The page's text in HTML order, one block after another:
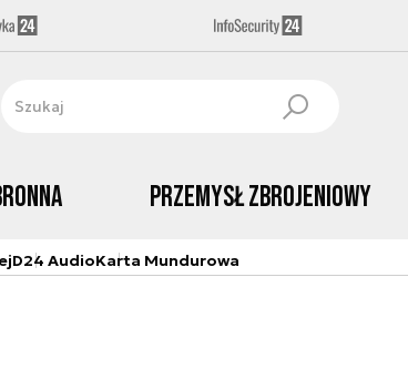
Przemysł Zbrojeniowy
D24 AudioKarta Mundurowa